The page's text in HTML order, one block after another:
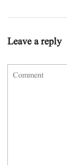
Leave a reply